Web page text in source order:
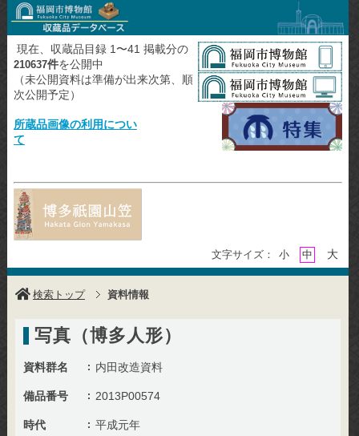
現在、収蔵品目録 1〜41 掲載分の
210637件を公開中
（未公開資料は準備が出来次第、順
次公開予定）
所蔵品画像の利用につい
て
文字サイズ： 小 中 大
検索トップ 資料情報
写真（博多人形）
資料群名 内田改造資料
備品番号 2013P00574
時代 平成元年